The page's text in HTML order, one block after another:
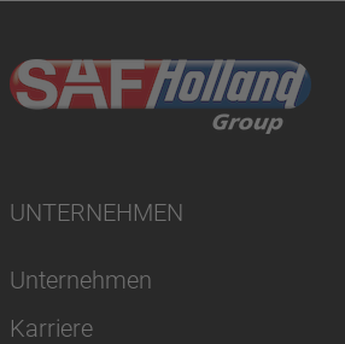
UNTERNEHMEN
Unternehmen
Karriere